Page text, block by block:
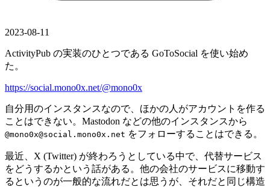
2023-08-11
ActivityPub の実装のひとつである GoToSocial を使い始め
た。
https://social.mono0x.net/@mono0x
自分用のインスタンスなので、ほかの人がアカウントを作る
ことはできない。Mastodon などの他のインスタンスから
@mono0x@social.mono0x.net をフォローすることはできる。
最近、X (Twitter) が終わろうとしている中で、代替サービス
をどうするかという話がある。他の会社のサービスに移動す
るというのが一般的な流れだとは思うが、それだと同じ構造